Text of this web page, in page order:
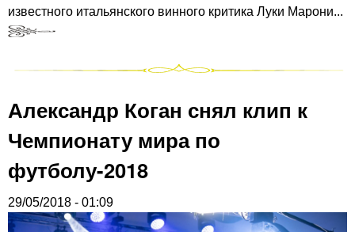
известного итальянского винного критика Луки Марони...
Александр Коган снял клип к
Чемпионату мира по
футболу-2018
29/05/2018 - 01:09